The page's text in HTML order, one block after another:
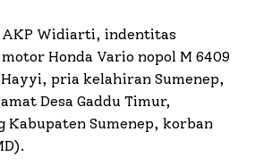
AKP Widiarti, indentitas
Honda Vario nopol M 6409
pria kelahiran Sumenep,
Desa Gaddu Timur,
Kabupaten Sumenep, korban